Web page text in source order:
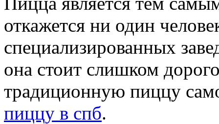
откажется ни один
специализированных
она стоит слишком
традиционную пиццу
пиццу в спб.